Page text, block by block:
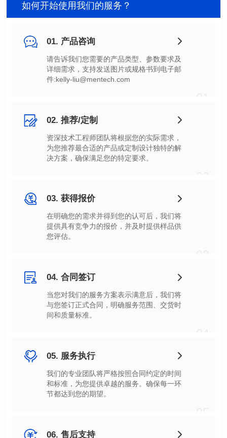
如何开始使用我们的服务？
01. 产品咨询
件:kelly-liu@mentech.com
02. 推荐/定制
决方案，确保满足您的特定要求。
03. 获得报价
您评估。
04. 合同签订
间和质量标准。
05. 服务执行
节都达到您的期望。
06. 售后支持